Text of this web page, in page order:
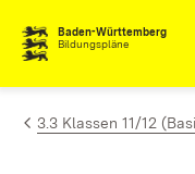
Zum Inhalt
Baden-Württemberg
Bildungspläne
3.3 Klassen 11/12